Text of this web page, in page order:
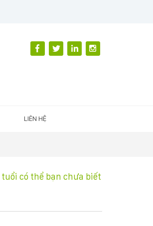
LIÊN HỆ
có thể bạn chưa biết